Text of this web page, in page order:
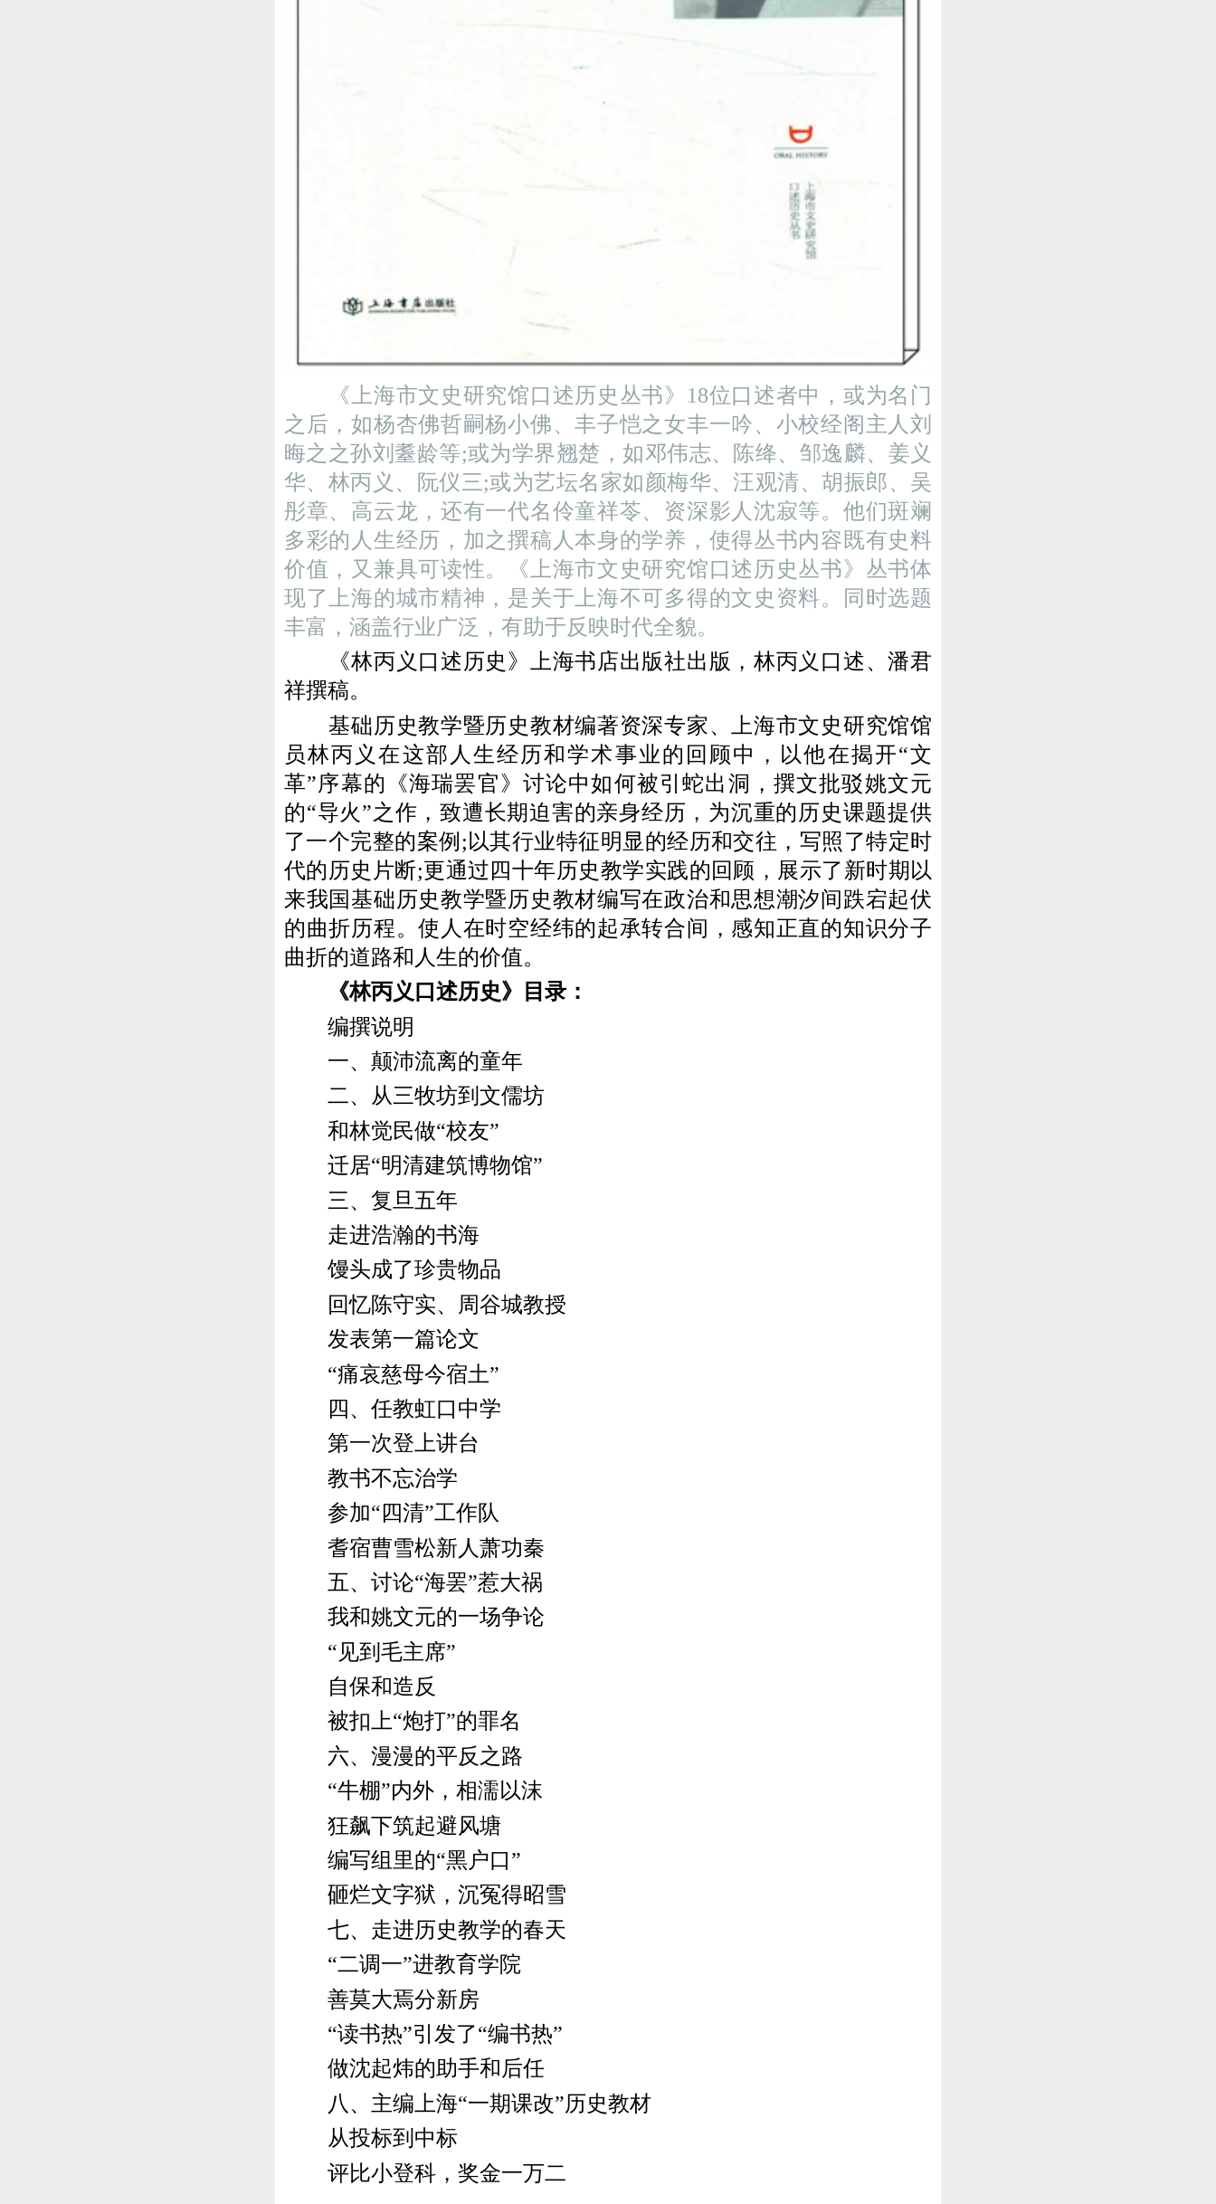
《上海市文史研究馆口述历史丛书》18位口述者中，或为名门
之后，如杨杏佛哲嗣杨小佛、丰子恺之女丰一吟、小校经阁主人刘
晦之之孙刘耋龄等;或为学界翘楚，如邓伟志、陈绛、邹逸麟、姜义
华、林丙义、阮仪三;或为艺坛名家如颜梅华、汪观清、胡振郎、吴
彤章、高云龙，还有一代名伶童祥苓、资深影人沈寂等。他们斑斓
多彩的人生经历，加之撰稿人本身的学养，使得丛书内容既有史料
价值，又兼具可读性。《上海市文史研究馆口述历史丛书》丛书体
现了上海的城市精神，是关于上海不可多得的文史资料。同时选题
丰富，涵盖行业广泛，有助于反映时代全貌。
《林丙义口述历史》上海书店出版社出版，林丙义口述、潘君
祥撰稿。
基础历史教学暨历史教材编著资深专家、上海市文史研究馆馆
员林丙义在这部人生经历和学术事业的回顾中，以他在揭开“文
革”序幕的《海瑞罢官》讨论中如何被引蛇出洞，撰文批驳姚文元
的“导火”之作，致遭长期迫害的亲身经历，为沉重的历史课题提供
了一个完整的案例;以其行业特征明显的经历和交往，写照了特定时
代的历史片断;更通过四十年历史教学实践的回顾，展示了新时期以
来我国基础历史教学暨历史教材编写在政治和思想潮汐间跌宕起伏
的曲折历程。使人在时空经纬的起承转合间，感知正直的知识分子
曲折的道路和人生的价值。
《林丙义口述历史》目录：
编撰说明
一、颠沛流离的童年
二、从三牧坊到文儒坊
和林觉民做“校友”
迁居“明清建筑博物馆”
三、复旦五年
走进浩瀚的书海
馒头成了珍贵物品
回忆陈守实、周谷城教授
发表第一篇论文
“痛哀慈母今宿土”
四、任教虹口中学
第一次登上讲台
教书不忘治学
参加“四清”工作队
耆宿曹雪松新人萧功秦
五、讨论“海罢”惹大祸
我和姚文元的一场争论
“见到毛主席”
自保和造反
被扣上“炮打”的罪名
六、漫漫的平反之路
“牛棚”内外，相濡以沫
狂飙下筑起避风塘
编写组里的“黑户口”
砸烂文字狱，沉冤得昭雪
七、走进历史教学的春天
“二调一”进教育学院
善莫大焉分新房
“读书热”引发了“编书热”
做沈起炜的助手和后任
八、主编上海“一期课改”历史教材
从投标到中标
评比小登科，奖金一万二